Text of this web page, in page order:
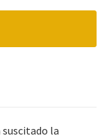
suscitado la